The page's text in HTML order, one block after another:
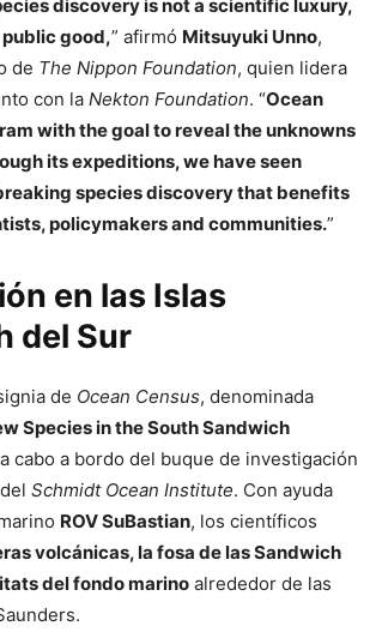
discovery is not a scientific luxury,
good,” afirmó Mitsuyuki Unno,
de The Nippon Foundation, quien lidera
con la Nekton Foundation. “Ocean
with the goal to reveal the unknowns
its expeditions, we have seen
species discovery that benefits
policymakers and communities.”
en las Islas
del Sur
de Ocean Census, denominada
Species in the South Sandwich
cabo a bordo del buque de investigación
del Schmidt Ocean Institute. Con ayuda
ROV SuBastian, los científicos
volcánicas, la fosa de las Sandwich
del fondo marino alrededor de las